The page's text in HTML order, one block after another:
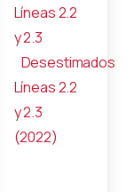
Líneas 2.2
y 2.3
Desestimados
Líneas 2.2
y 2.3
(2022)